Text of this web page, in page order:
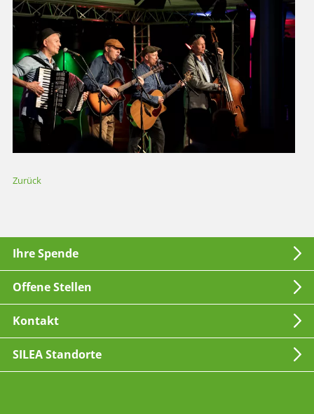
Zurück
Ihre Spende
Offene Stellen
Kontakt
SILEA Standorte